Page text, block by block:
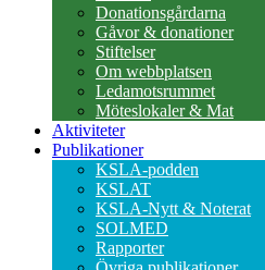
Donationsgårdarna
Gåvor & donationer
Stiftelser
Om webbplatsen
Ledamotsrummet
Möteslokaler & Mat
Aktiviteter
Publikationer
KSLA-podden
KSLAT
KSLA-Nytt & Noterat
SOLMED
Rapporter